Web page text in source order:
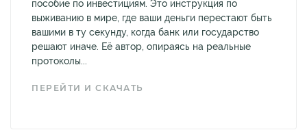
пособие по инвестициям. Это инструкция по
выживанию в мире, где ваши деньги перестают быть
вашими в ту секунду, когда банк или государство
решают иначе. Её автор, опираясь на реальные
протоколы...
ПЕРЕЙТИ И СКАЧАТЬ